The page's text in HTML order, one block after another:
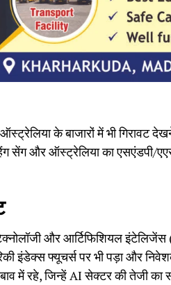
के बाजारों में भी गिरावट
सेंग और ऑस्ट्रेलिया का एसएंडपी/
और आर्टिफिशियल
इंडेक्स फ्यूचर्स पर भी पड़ा और
रहे, जिन्हें AI सेक्टर की तेजी का